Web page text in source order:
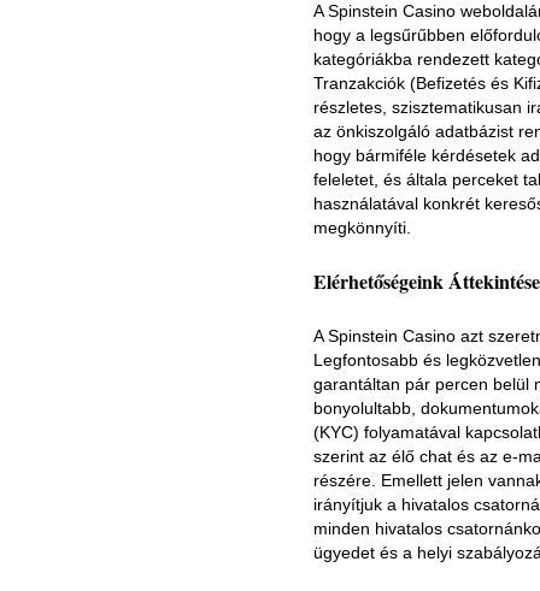
A Spinstein Casino
hogy a legsűrűbben
kategóriákba rendezett
Tranzakciók (Befizetés és
részletes, szisztematikusan
az önkiszolgáló adatbázist
hogy bármiféle kérdésetek
feleletet, és általa perceket
használatával konkrét
megkönnyíti.
Elérhetőségeink
A Spinstein Casino azt
Legfontosabb és
garantáltan pár percen belül
bonyolultabb,
(KYC) folyamatával
szerint az élő chat és az e-
részére. Emellett jelen
irányítjuk a hivatalos
minden hivatalos
ügyedet és a helyi